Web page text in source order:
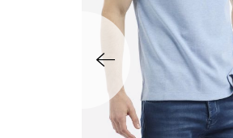
שמאלה